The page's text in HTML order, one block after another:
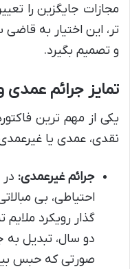
مجازات جایگزین را
تر، این اختیار به
و تصمیم بگیرد.
تمایز جرائم
یکی از مهم ترین
نقدی، عمدی یا
جرائم غیرعمدی:
احتیاطی، بی
گذار رویکرد
دو سال، تبدیل به
صورتی که حبس